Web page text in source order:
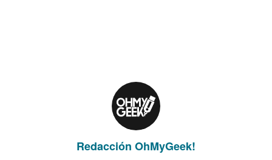
Redacción OhMyGeek!